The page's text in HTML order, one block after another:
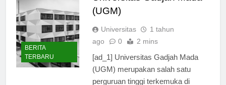
BERITA
TERBARU
Universitas Gadjah Mada
(UGM)
Universitas
1 tahun
[ad_1] Universitas Gadjah Mada
(UGM) merupakan salah satu